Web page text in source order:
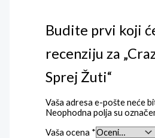
Budite prvi koji
recenziju za
Sprej Žuti“
Vaša adresa e-pošte neće
Neophodna polja su
Vaša ocena *